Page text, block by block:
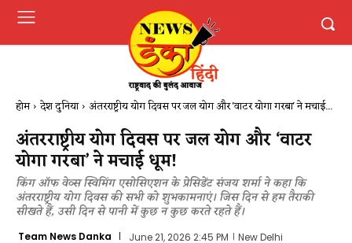
होम देश दुनिया अंतरराष्ट्रीय योग दिवस पर जल योग और 'वाटर योगा गरबा' ने मचाई...
अंतरराष्ट्रीय योग दिवस पर जल योग और ‘वाटर
योगा गरबा’ ने मचाई धूम!
किंग ऑफ वेव्स स्विमिंग एसोसिएशन के प्रेसिडेंट संजय शर्मा ने कहा कि
अंतरराष्ट्रीय योग दिवस की सभी को शुभकामनाएं। जिस दिन से हम तैराकी
सीखते हैं, उसी दिन से पानी में कुछ न कुछ करते रहते हैं।
Team News Danka June 21, 2026 2:45 PM New Delhi